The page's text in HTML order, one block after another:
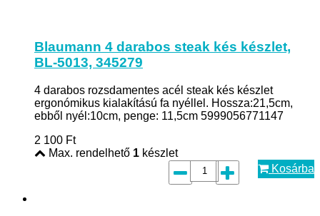
Blaumann 4 darabos steak kés készlet,
BL-5013, 345279
4 darabos rozsdamentes acél steak kés készlet
ergonómikus kialakítású fa nyéllel. Hossza:21,5cm,
ebből nyél:10cm, penge: 11,5cm 5999056771147
2 100 Ft
Max. rendelhető 1 készlet
Kosárba